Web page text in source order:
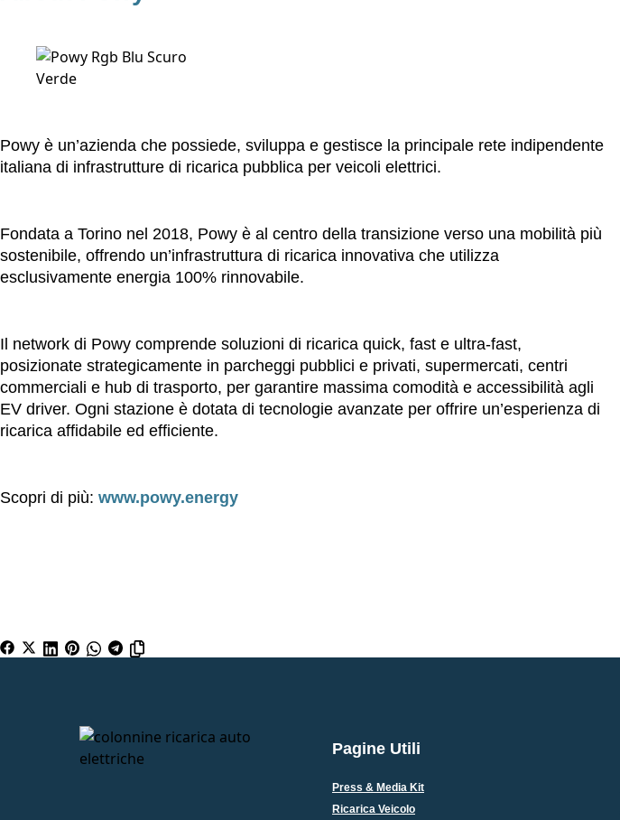
Powy è un’azienda che possiede, sviluppa e gestisce la principale rete indipendente
italiana di infrastrutture di ricarica pubblica per veicoli elettrici.
Fondata a Torino nel 2018, Powy è al centro della transizione verso una mobilità più
sostenibile, offrendo un’infrastruttura di ricarica innovativa che utilizza
esclusivamente energia 100% rinnovabile.
Il network di Powy comprende soluzioni di ricarica quick, fast e ultra-fast,
posizionate strategicamente in parcheggi pubblici e privati, supermercati, centri
commerciali e hub di trasporto, per garantire massima comodità e accessibilità agli
EV driver. Ogni stazione è dotata di tecnologie avanzate per offrire un’esperienza di
ricarica affidabile ed efficiente.
Scopri di più: www.powy.energy
Pagine Utili
Press & Media Kit
Ricarica Veicolo